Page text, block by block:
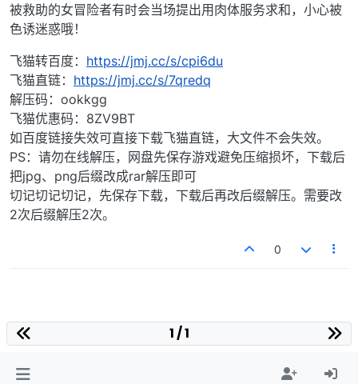
被救助的女冒险者有时会当场提出用肉体服务求和，小心被
色诱迷惑哦！
飞猫转百度： https://jmj.cc/s/cpi6du
飞猫直链： https://jmj.cc/s/7qredq
解压码：ookkgg
飞猫优惠码：8ZV9BT
如百度链接失效可直接下载飞猫直链，大文件不会失效。
PS：请勿在线解压，网盘先保存游戏避免压缩损坏，下载后
把jpg、png后缀改成rar解压即可
切记切记切记，先保存下载，下载后再改后缀解压。需要改
2次后缀解压2次。
0
1 / 1